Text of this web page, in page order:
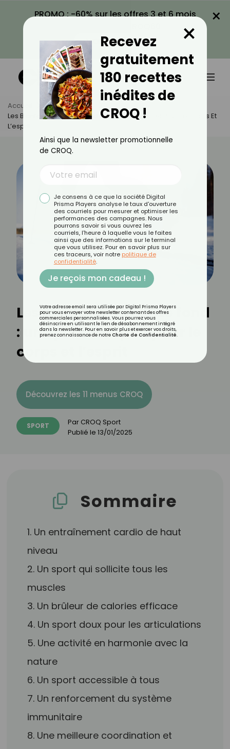
PROMO : -60% sur les offres 3 et 6 mois
VOIR LA PROMO
×
Accueil Actus
Sport
Les Bienfaits Du Ski De Fond : Un Sport Complet Pour Le Corps Et
L’esprit
Les bienfaits du ski de fond
: un sport complet pour le
corps et l’esprit
Découvrez les 11 menus CROQ
SPORT Par CROQ Sport
Publié le 13/01/2025
Sommaire
1. Un entraînement cardio de haut
niveau
2. Un sport qui sollicite tous les
muscles
3. Un brûleur de calories efficace
4. Un sport doux pour les articulations
5. Une activité en harmonie avec la
nature
6. Un sport accessible à tous
7. Un renforcement du système
immunitaire
8. Une meilleure coordination et
Recevez
gratuitement
180 recettes
inédites de
CROQ !
×
Ainsi que la newsletter promotionnelle
de CROQ.
Je consens à ce que la société Digital
Prisma Players analyse le taux d'ouverture
des courriels pour mesurer et optimiser les
performances des campagnes. Nous
pourrons savoir si vous ouvrez les
courriels, l'heure à laquelle vous le faites
ainsi que des informations sur le terminal
que vous utilisez. Pour en savoir plus sur
ces traceurs, voir notre politique de
confidentialité.
Je reçois mon cadeau !
Votre adresse email sera utilisée par Digital Prisma Players
pour vous envoyer votre newsletter contenant des offres
commerciales personnalisées. Vous pourrez vous
désinscrire en utilisant le lien de désabonnement intégré
dans la newsletter. Pour en savoir plus et exercer vos droits,
prenez connaissance de notre Charte de Confidentialité.